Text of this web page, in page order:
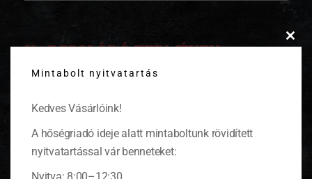
KAPCSOLÓDÓ TERMÉKEK
-20%
Mintabolt nyitvatartás
Kedves Vásárlóink!
A hőségriadó ideje alatt mintaboltunk rövidített
nyitvatartással vár benneteket: